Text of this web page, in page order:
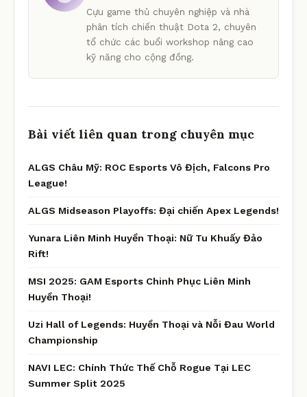
Cựu game thủ chuyên nghiệp và nhà
phân tích chiến thuật Dota 2, chuyên
tổ chức các buổi workshop nâng cao
kỹ năng cho cộng đồng.
Bài viết liên quan trong chuyên mục
ALGS Châu Mỹ: ROC Esports Vô Địch, Falcons Pro
League!
ALGS Midseason Playoffs: Đại chiến Apex Legends!
Yunara Liên Minh Huyền Thoại: Nữ Tu Khuấy Đảo
Rift!
MSI 2025: GAM Esports Chinh Phục Liên Minh
Huyền Thoại!
Uzi Hall of Legends: Huyền Thoại và Nỗi Đau World
Championship
NAVI LEC: Chính Thức Thế Chỗ Rogue Tại LEC
Summer Split 2025